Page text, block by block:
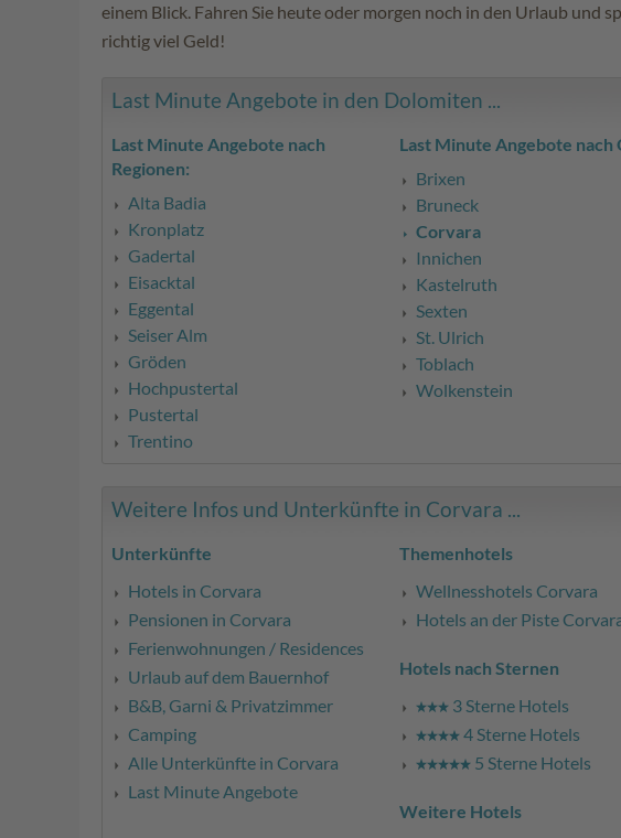
einem Blick. Fahren Sie heute oder morgen noch in den Urlaub und
richtig viel Geld!
Last Minute Angebote in den Dolomiten ...
Last Minute Angebote nach
Regionen:
Alta Badia
Kronplatz
Gadertal
Eisacktal
Eggental
Seiser Alm
Gröden
Hochpustertal
Pustertal
Trentino
Last Minute Angebote nach
Brixen
Bruneck
Corvara
Innichen
Kastelruth
Sexten
St. Ulrich
Toblach
Wolkenstein
Weitere Infos und Unterkünfte in Corvara ...
Unterkünfte
Hotels in Corvara
Pensionen in Corvara
Ferienwohnungen / Residences
Urlaub auf dem Bauernhof
B&B, Garni & Privatzimmer
Camping
Alle Unterkünfte in Corvara
Last Minute Angebote
Themenhotels
Wellnesshotels Corvara
Hotels an der Piste
Hotels nach Sternen
3 Sterne Hotels
4 Sterne Hotels
5 Sterne Hotels
Weitere Hotels